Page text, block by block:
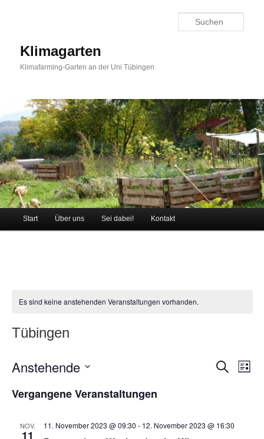
Klimagarten
Klimafarming-Garten an der Uni Tübingen
Start Über uns Sei dabei! Kontakt
Es sind keine anstehenden Veranstaltungen vorhanden.
Tübingen
Suche
Liste
Anstehende
wählen.
Vergangene Veranstaltungen
NOV.
11
11. November 2023 @ 09:30 - 12. November 2023 @ 16:30